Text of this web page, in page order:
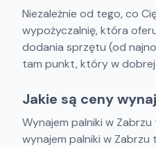
Niezależnie od tego, co
wypożyczalnię, która
dodania sprzętu (od
tam punkt, który w dobrej
Jakie są ceny
Wynajem palniki w
wynajem palniki w Zabrzu